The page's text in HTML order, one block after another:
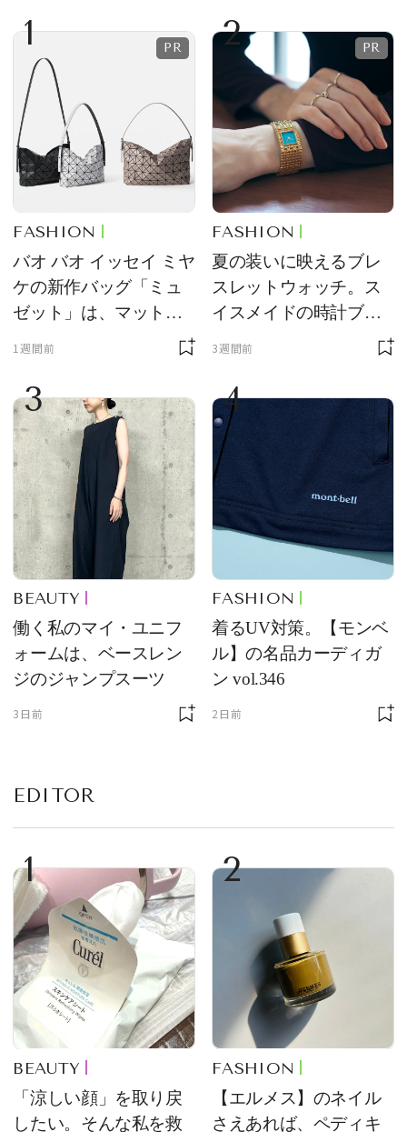
1
FASHION
バオ バオ イッセイ ミヤ
ケの新作バッグ「ミュ
ゼット」は、マットな
1週間前
2
FASHION
夏の装いに映えるブレ
スレットウォッチ。ス
イスメイドの時計ブラ
ンド【フレデリック・
をレビュー。【それい
け！ 良品ハンター】
3週間前
3
BEAUTY
働く私のマイ・ユニフ
ォームは、ベースレン
ジのジャンプスーツ
3日前
4
FASHION
着るUV対策。【モンベ
ル】の名品カーディガ
ン vol.346
2日前
EDITOR
1
BEAUTY
「涼しい顔」を取り戻
したい。そんな私を救
2
FASHION
【エルメス】のネイル
さえあれば、ペディキ